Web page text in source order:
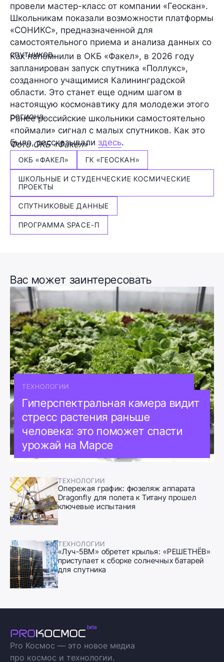
провели мастер-класс от компании «Геоскан».
Школьникам показали возможности платформы
«СОНИКС», предназначенной для
самостоятельного приема и анализа данных со
спутников.
Как напомнили в ОКБ «Факел», в 2026 году
запланирован запуск спутника «Поллукс»,
созданного учащимися Калининградской
области. Это станет еще одним шагом в
настоящую космонавтику для молодежи этого
региона.
Ранее российские школьники самостоятельно
«поймали» сигнал с малых спутников. Как это
было, рассказывали здесь.
Фото ОКБ «Факел»
ОКБ «ФАКЕЛ» ГК «ГЕОСКАН»
ШКОЛЬНЫЕ И СТУДЕНЧЕСКИЕ КОСМИЧЕСКИЕ
ПРОЕКТЫ
СПУТНИКОВЫЕ ДАННЫЕ
ПРОГРАММА SPACE-Π
Вас может заинтересовать
ТЕХНОЛОГИИ
Гиперспектральная камера видит
стресс растения раньше
человека: это поможет спасти
урожай на Марсе
ТЕХНОЛОГИИ
Опережая график: фюзеляж аппарата
Dragonfly для полета к Титану прошел
ключевые испытания
ТЕХНОЛОГИИ
«Луч-5ВМ» обретет крылья: «РЕШЕТНЁВ»
приступает к сборке солнечных батарей
для спутника
Pro Космос — это новое медиа
про космос и технологии.